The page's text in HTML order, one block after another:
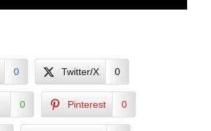
0 Twitter/X 0
0 Pinterest 0